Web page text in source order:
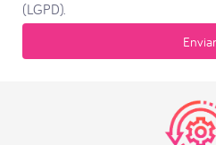
(LGPD).
Enviar